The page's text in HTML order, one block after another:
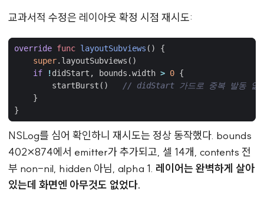
교과서적 수정은 레이아웃 확정 시점 재시도:
override func layoutSubviews ()
{
super. layoutSubviews ()
if
!didStart , bounds .width > 0 {
startBurst ()
// didStart 가드로 중복 발동 없
}
}
NSLog를 심어 확인하니 재시도는 정상 동작했다. bounds
402×874에서 emitter가 추가되고, 셀 14개, contents 전
부 non-nil, hidden 아님, alpha 1. 레이어는 완벽하게 살아
있는데 화면엔 아무것도 없었다.